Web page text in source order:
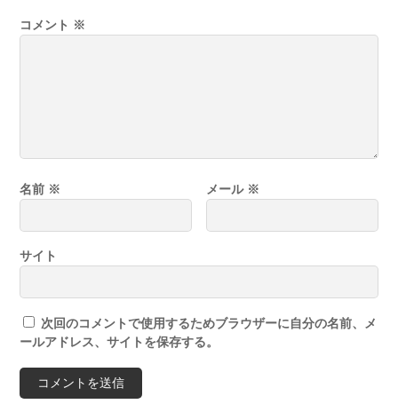
コメント ※
名前 ※ メール ※
サイト
次回のコメントで使用するためブラウザーに自分の名前、メ
ールアドレス、サイトを保存する。